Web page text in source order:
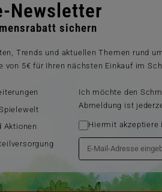
Newsletter
sichern
Trends und aktuellen Themen rund
5€ für Ihren nächsten Einkauf im
Aktionen
Ich möchte den
Abmeldung ist
Hiermit akzeptiere